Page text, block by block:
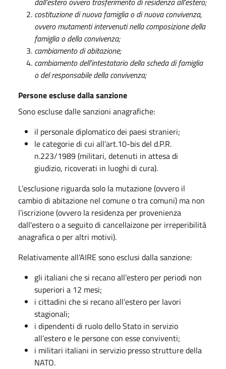
costituzione di nuova famiglia o di nuova convivenza,
ovvero mutamenti intervenuti nella composizione della
famiglia o della convivenza;
cambiamento di abitazione;
cambiamento dell'intestatario della scheda di famiglia
o del responsabile della convivenza;
Persone escluse dalla sanzione
Sono escluse dalle sanzioni anagrafiche:
il personale diplomatico dei paesi stranieri;
le categorie di cui all’art.10-bis del d.P.R.
n.223/1989 (militari, detenuti in attesa di
giudizio, ricoverati in luoghi di cura).
L’esclusione riguarda solo la mutazione (ovvero il
cambio di abitazione nel comune o tra comuni) ma non
l’iscrizione (ovvero la residenza per provenienza
dall'estero o a seguito di cancellaizone per irreperibilità
anagrafica o per altri motivi).
Relativamente all’AIRE sono esclusi dalla sanzione:
gli italiani che si recano all’estero per periodi non
superiori a 12 mesi;
i cittadini che si recano all’estero per lavori
stagionali;
i dipendenti di ruolo dello Stato in servizio
all’estero e le persone con esse conviventi;
i militari italiani in servizio presso strutture della
NATO.